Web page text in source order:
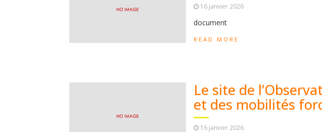
16 janvier 2026
document
READ MORE
Le site de
et des mobilités
16 janvier 2026